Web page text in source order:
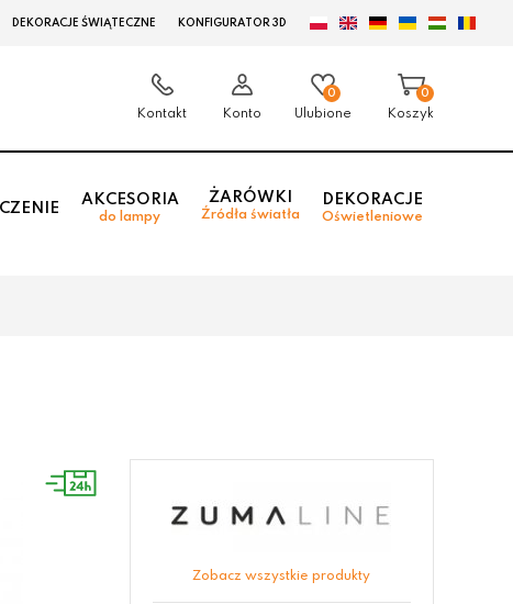
DEKORACJE ŚWIĄTECZNE KONFIGURATOR 3D
Kontakt Konto
0
Ulubione
0
Koszyk
AKCESORIA
do lampy
ŻARÓWKI
Źródła światła
DEKORACJE
Oświetleniowe
Zobacz wszystkie produkty